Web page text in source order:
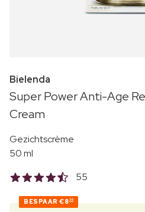
Bielenda
Super Power Anti-Age
Cream
Gezichtscrème
50 ml
55
BESPAAR €830